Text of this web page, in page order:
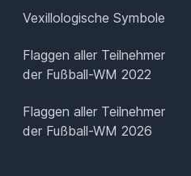
Vexillologische Symbole
Flaggen aller Teilnehmer
der Fußball-WM 2022
Flaggen aller Teilnehmer
der Fußball-WM 2026